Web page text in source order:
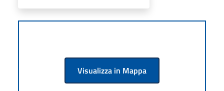
Visualizza in Mappa